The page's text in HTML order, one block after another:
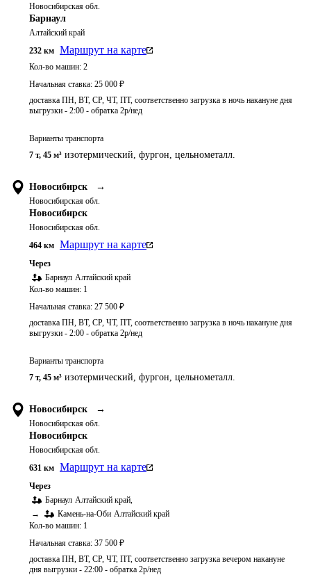
Новосибирская обл.
Барнаул
Алтайский край
232 км Маршрут на карте
Кол-во машин: 2
Начальная ставка: 25 000 ₽
доставка ПН, ВТ, СР, ЧТ, ПТ, соответственно загрузка в ночь накануне дня
выгрузки - 2:00 - обратка 2р/нед
Варианты транспорта
7 т, 45 м³ изотермический, фургон, цельнометалл.
Новосибирск →
Новосибирская обл.
Новосибирск
Новосибирская обл.
464 км Маршрут на карте
Через
Барнаул Алтайский край
Кол-во машин: 1
Начальная ставка: 27 500 ₽
доставка ПН, ВТ, СР, ЧТ, ПТ, соответственно загрузка в ночь накануне дня
выгрузки - 2:00 - обратка 2р/нед
Варианты транспорта
7 т, 45 м³ изотермический, фургон, цельнометалл.
Новосибирск →
Новосибирская обл.
Новосибирск
Новосибирская обл.
631 км Маршрут на карте
Через
Барнаул Алтайский край,
→
Камень-на-Оби Алтайский край
Кол-во машин: 1
Начальная ставка: 37 500 ₽
доставка ПН, ВТ, СР, ЧТ, ПТ, соответственно загрузка вечером накануне
дня выгрузки - 22:00 - обратка 2р/нед